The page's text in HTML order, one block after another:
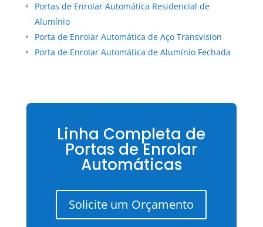
Portas de Enrolar Automática Residencial de
Alumínio
Porta de Enrolar Automática de Aço Transvision
Porta de Enrolar Automática de Alumínio Fechada
Linha Completa de
Portas de Enrolar
Automáticas
Solicite um Orçamento